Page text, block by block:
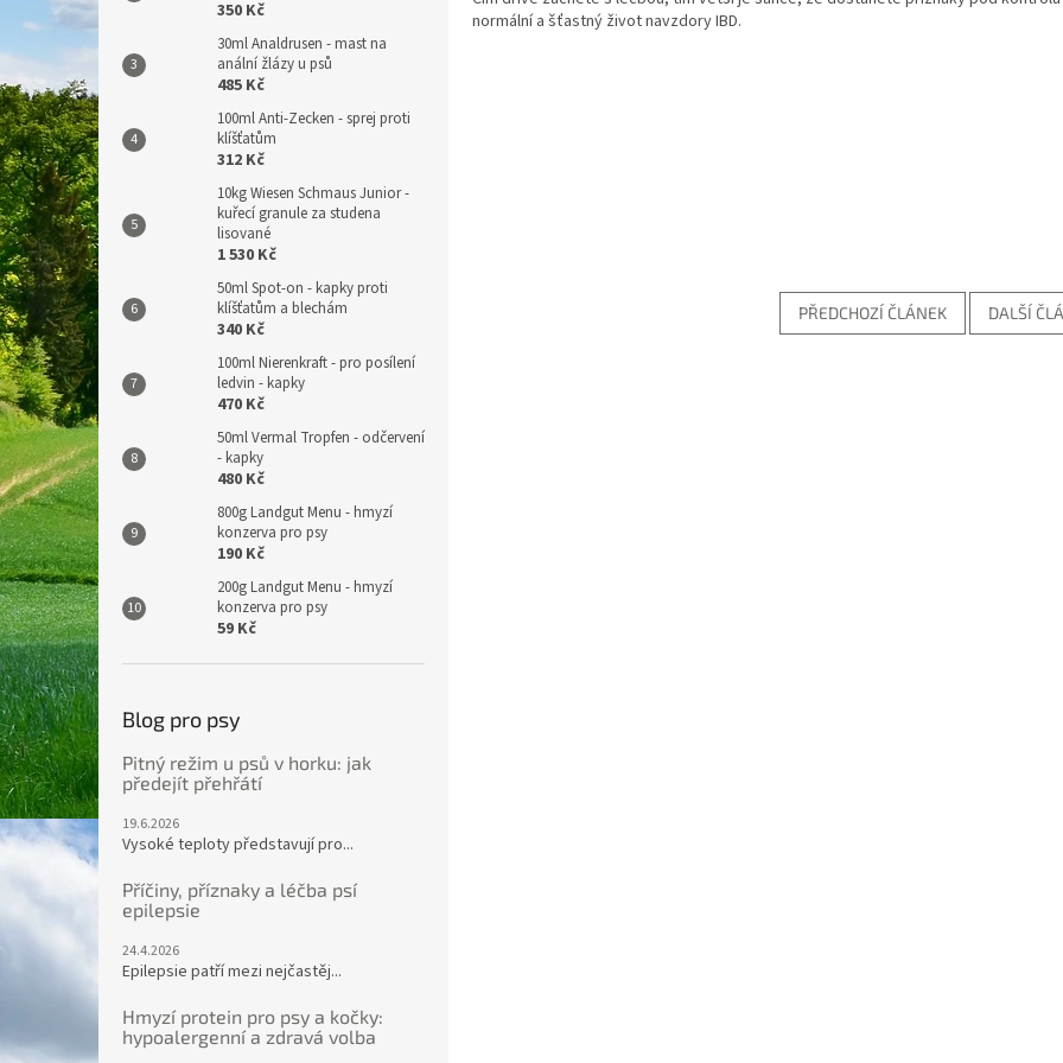
350 Kč
30ml Analdrusen - mast na
anální žlázy u psů
485 Kč
100ml Anti-Zecken - sprej proti
klíšťatům
312 Kč
10kg Wiesen Schmaus Junior -
kuřecí granule za studena
lisované
1 530 Kč
50ml Spot-on - kapky proti
klíšťatům a blechám
340 Kč
100ml Nierenkraft - pro posílení
ledvin - kapky
470 Kč
50ml Vermal Tropfen - odčervení
- kapky
480 Kč
800g Landgut Menu - hmyzí
konzerva pro psy
190 Kč
200g Landgut Menu - hmyzí
konzerva pro psy
59 Kč
Blog pro psy
Pitný režim u psů v horku: jak
předejít přehřátí
19.6.2026
Vysoké teploty představují pro...
Příčiny, příznaky a léčba psí
epilepsie
24.4.2026
Epilepsie patří mezi nejčastěj...
Hmyzí protein pro psy a kočky:
hypoalergenní a zdravá volba
normální a šťastný život navzdory IBD.
PŘEDCHOZÍ ČLÁNEK DALŠÍ